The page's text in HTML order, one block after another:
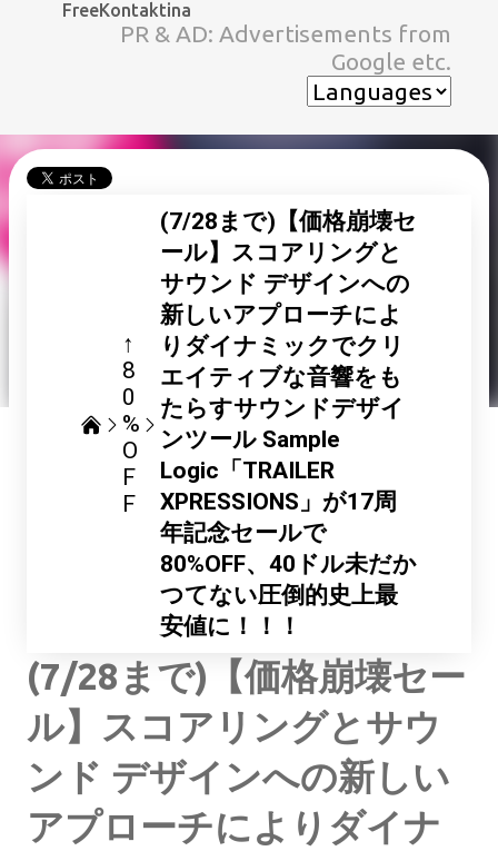
スキップしてメイン コンテンツに移動
FreeKontaktina
PR & AD: Advertisements from
Google etc.
↑
8
0
%
O
F
F
(7/28まで)【価格崩壊セ
ール】スコアリングと
サウンド デザインへの
新しいアプローチによ
りダイナミックでクリ
エイティブな音響をも
たらすサウンドデザイ
ンツール Sample
Logic「TRAILER
XPRESSIONS」が17周
年記念セールで
80%OFF、40ドル未だか
つてない圧倒的史上最
安値に！！！
(7/28まで)【価格崩壊セー
ル】スコアリングとサウ
ンド デザインへの新しい
アプローチによりダイナ